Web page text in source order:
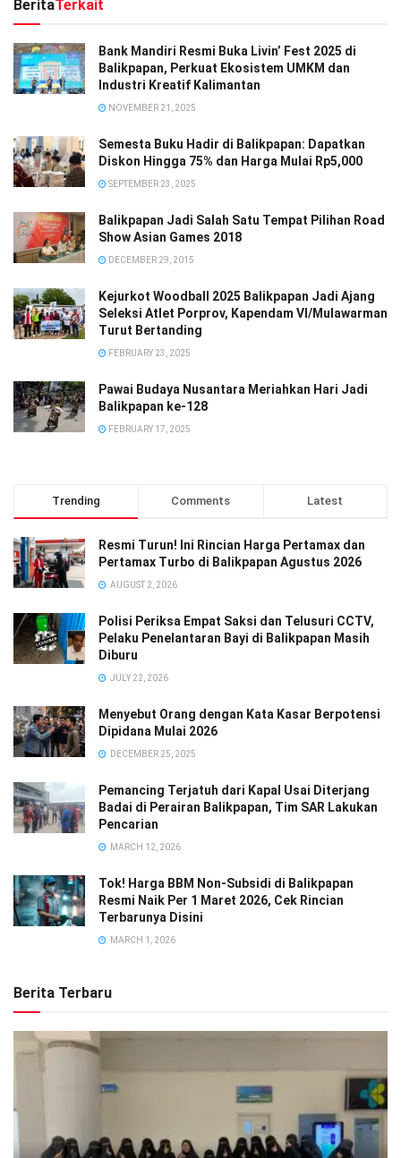
BeritaTerkait
Bank Mandiri Resmi Buka Livin’ Fest 2025 di
Balikpapan, Perkuat Ekosistem UMKM dan
Industri Kreatif Kalimantan
NOVEMBER 21, 2025
Semesta Buku Hadir di Balikpapan: Dapatkan
Diskon Hingga 75% dan Harga Mulai Rp5,000
SEPTEMBER 23, 2025
Balikpapan Jadi Salah Satu Tempat Pilihan Road
Show Asian Games 2018
DECEMBER 29, 2015
Kejurkot Woodball 2025 Balikpapan Jadi Ajang
Seleksi Atlet Porprov, Kapendam VI/Mulawarman
Turut Bertanding
FEBRUARY 23, 2025
Pawai Budaya Nusantara Meriahkan Hari Jadi
Balikpapan ke-128
FEBRUARY 17, 2025
Trending Comments Latest
Resmi Turun! Ini Rincian Harga Pertamax dan
Pertamax Turbo di Balikpapan Agustus 2026
AUGUST 2, 2026
Polisi Periksa Empat Saksi dan Telusuri CCTV,
Pelaku Penelantaran Bayi di Balikpapan Masih
Diburu
JULY 22, 2026
Menyebut Orang dengan Kata Kasar Berpotensi
Dipidana Mulai 2026
DECEMBER 25, 2025
Pemancing Terjatuh dari Kapal Usai Diterjang
Badai di Perairan Balikpapan, Tim SAR Lakukan
Pencarian
MARCH 12, 2026
Tok! Harga BBM Non-Subsidi di Balikpapan
Resmi Naik Per 1 Maret 2026, Cek Rincian
Terbarunya Disini
MARCH 1, 2026
Berita Terbaru